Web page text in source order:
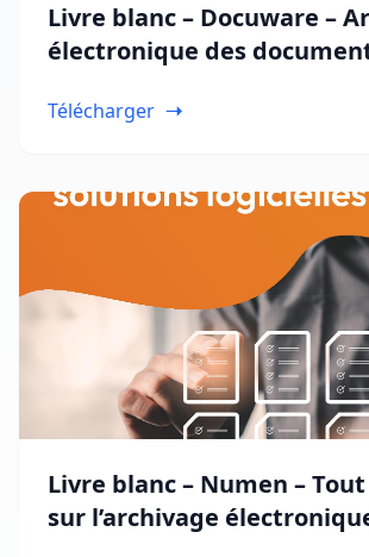
Livre blanc – Docuware –
électronique des
des données
Télécharger
Livre blanc – Numen –
sur l’archivage